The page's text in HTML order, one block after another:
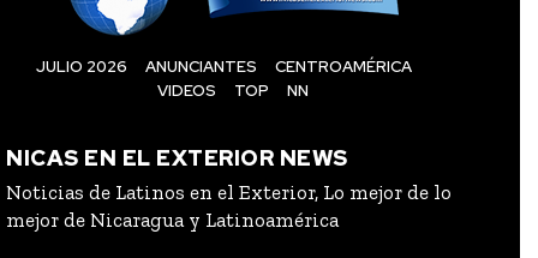
JULIO 2026 ANUNCIANTES
CENTROAMÉRICA
VIDEOS
TOP NN
NICAS EN EL EXTERIOR NEWS
Noticias de Latinos en el Exterior, Lo mejor de lo
mejor de Nicaragua y Latinoamérica